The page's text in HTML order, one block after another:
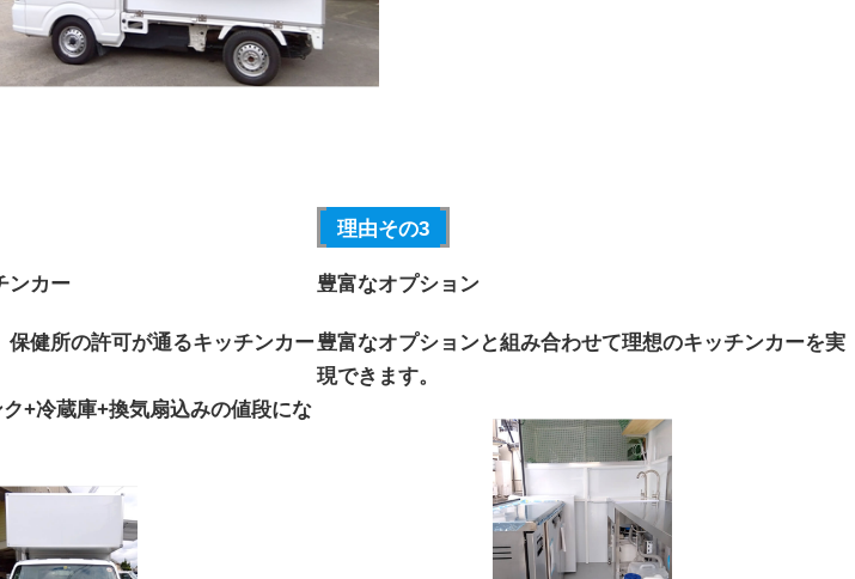
ンカー
保健所の許可が通るキッチンカー
+冷蔵庫+換気扇込みの値段にな
理由その3
豊富なオプション
豊富なオプションと組み合わせて理想のキッチンカーを実
現できます。